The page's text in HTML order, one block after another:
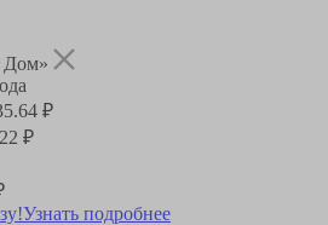
Дом»
₽
₽
Узнать подробнее